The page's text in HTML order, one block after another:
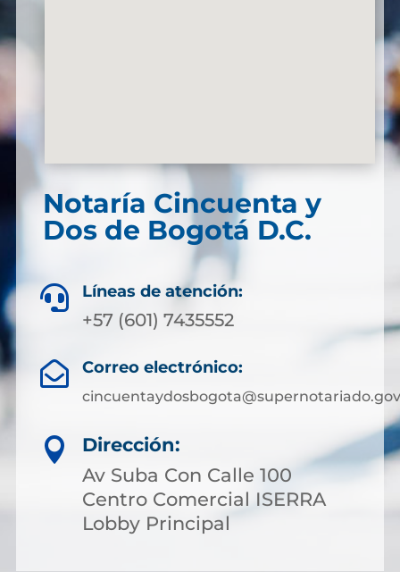
Notaría Cincuenta y
Dos de Bogotá D.C.
 Líneas de atención:
+57 (601) 7435552
 Correo electrónico:

Dirección:
Av Suba Con Calle 100
Centro Comercial ISERRA
Lobby Principal